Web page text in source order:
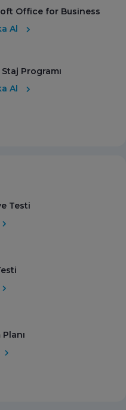
Office for Business
Al
Programı
Al
Testi